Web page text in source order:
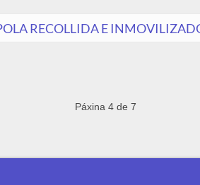
RECOLLIDA E
Páxina 4 de 7